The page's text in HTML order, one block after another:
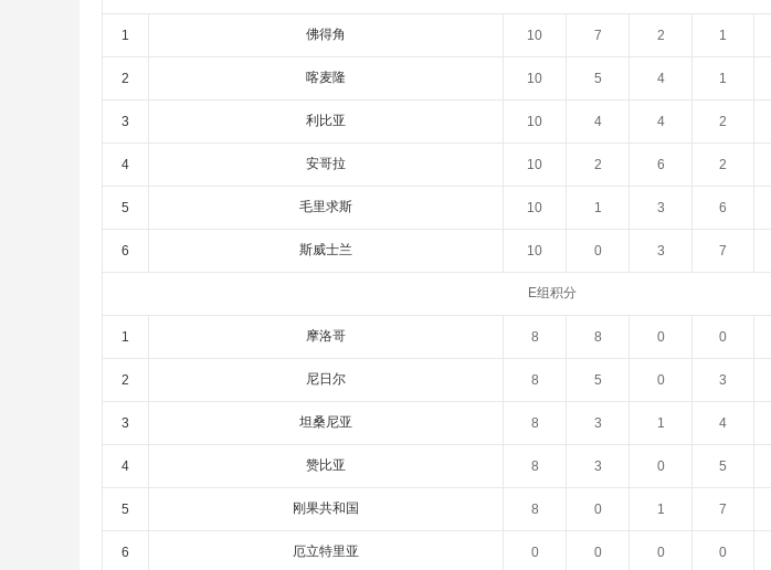
1 佛得角 10 7 2 1
2 喀麦隆 10 5 4 1
3 利比亚 10 4 4 2
4 安哥拉 10 2 6 2
5 毛里求斯 10 1 3 6
6 斯威士兰 10 0 3 7
E组积分
1 摩洛哥 8 8 0 0
2 尼日尔 8 5 0 3
3 坦桑尼亚 8 3 1 4
4 赞比亚 8 3 0 5
5 刚果共和国 8 0 1 7
6 厄立特里亚 0 0 0 0